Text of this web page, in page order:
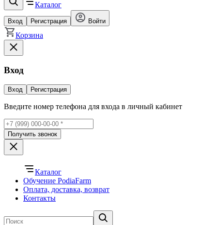
Каталог
Вход Регистрация Войти
Корзина
Вход
Вход Регистрация
Введите номер телефона для входа в личный кабинет
Получить звонок
Каталог
Обучение PodiaFarm
Оплата, доставка, возврат
Контакты